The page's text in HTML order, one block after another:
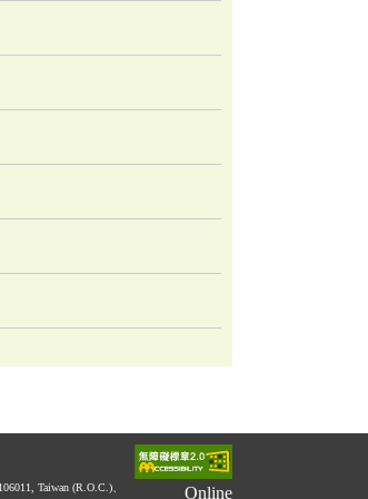
Taiwan (R.O.C.)、 Online